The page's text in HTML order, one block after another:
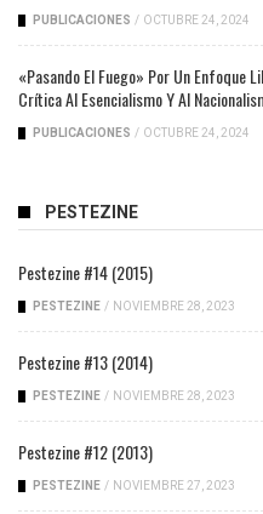
PUBLICACIONES / OCTUBRE 24, 2024
«Pasando El Fuego» Por Un Enfoque
Crítica Al Esencialismo Y Al
PUBLICACIONES / OCTUBRE 24, 2024
PESTEZINE
Pestezine #14 (2015)
PESTEZINE / NOVIEMBRE 28, 2023
Pestezine #13 (2014)
PESTEZINE / NOVIEMBRE 28, 2023
Pestezine #12 (2013)
PESTEZINE / NOVIEMBRE 27, 2023